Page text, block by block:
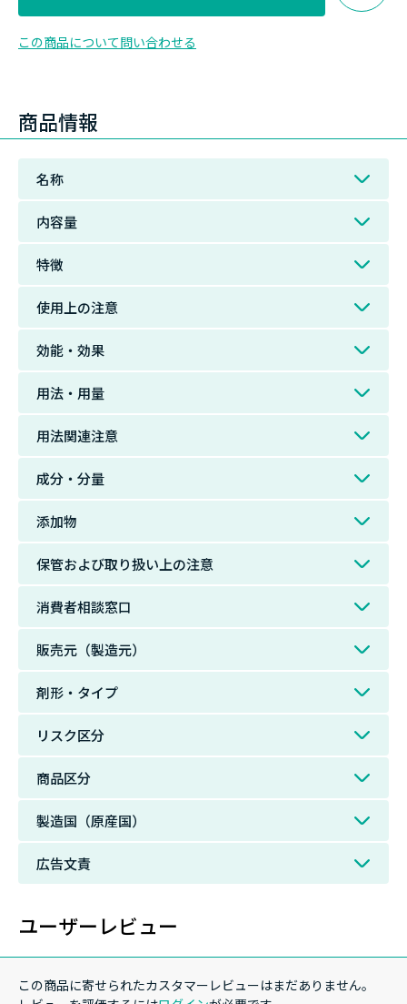
この商品について問い合わせる
商品情報
名称
内容量
特徴
使用上の注意
効能・効果
用法・用量
用法関連注意
成分・分量
添加物
保管および取り扱い上の注意
消費者相談窓口
販売元（製造元）
剤形・タイプ
リスク区分
商品区分
製造国（原産国）
広告文責
ユーザーレビュー
この商品に寄せられたカスタマーレビューはまだありません。